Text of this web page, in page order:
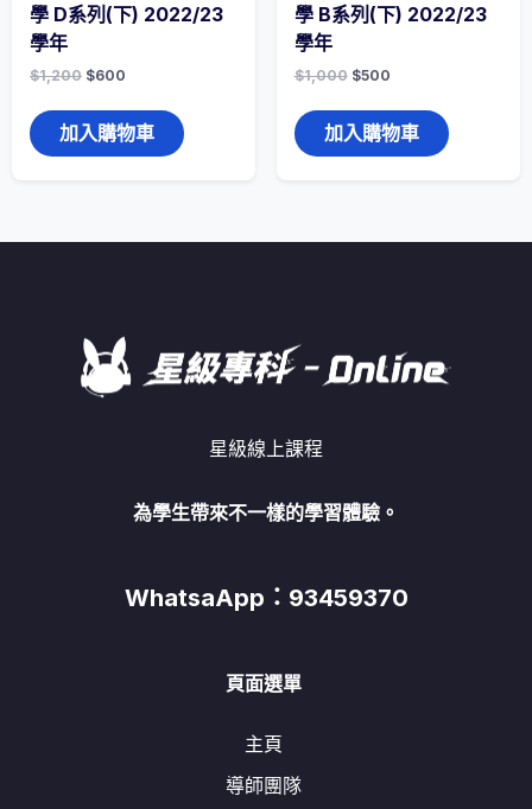
學 D系列(下) 2022/23
學年
$1,200 $600
加入購物車
學 B系列(下) 2022/23
學年
$1,000 $500
加入購物車
星級線上課程
為學生帶來不一樣的學習體驗。
WhatsaApp：93459370
頁面選單
主頁
導師團隊